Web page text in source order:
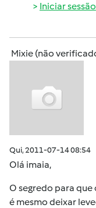
Iniciar sessão
Mixie (não
Qui, 2011-07-14 08:54
Olá imaia,
O segredo para
é mesmo deixar